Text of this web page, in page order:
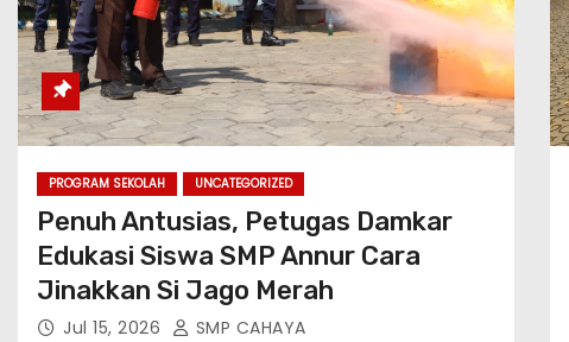
PROGRAM SEKOLAH UNCATEGORIZED
Penuh Antusias, Petugas Damkar
Edukasi Siswa SMP Annur Cara
Jinakkan Si Jago Merah
Jul 15, 2026 SMP CAHAYA